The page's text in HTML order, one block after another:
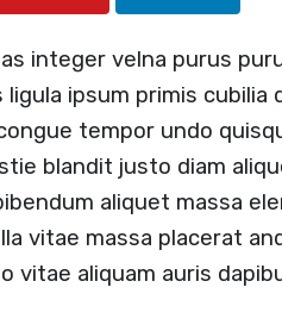
integer velna purus
ipsum primis
tempor undo
blandit justo diam
aliquet massa
vitae massa placerat
vitae aliquam auris